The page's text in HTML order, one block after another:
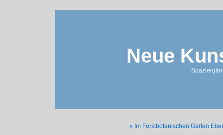
Neue
« Im Forstbotanischen Garten